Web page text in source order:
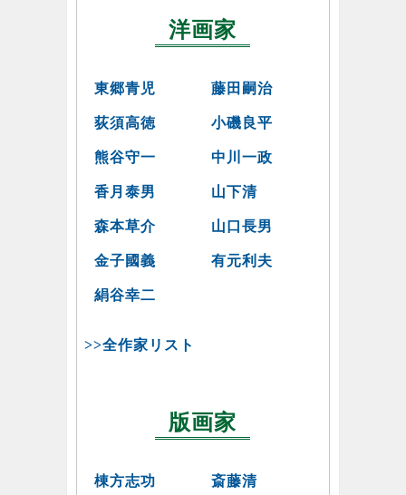
洋画家
東郷青児 藤田嗣治
荻須高徳 小磯良平
熊谷守一 中川一政
香月泰男 山下清
森本草介 山口長男
金子國義 有元利夫
絹谷幸二
>>全作家リスト
版画家
棟方志功 斎藤清